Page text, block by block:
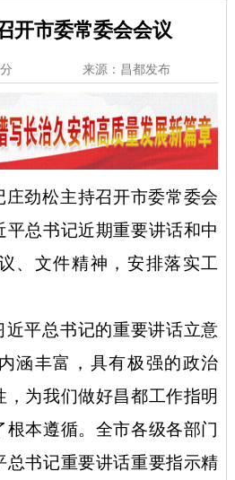
开市委常委会会议
来源：昌都发布
庄劲松主持召开市委常委会
平总书记近期重要讲话和中
、文件精神，安排落实工
近平总书记的重要讲话立意
涵丰富，具有极强的政治
为我们做好昌都工作指明
根本遵循。全市各级各部门
总书记重要讲话重要指示精